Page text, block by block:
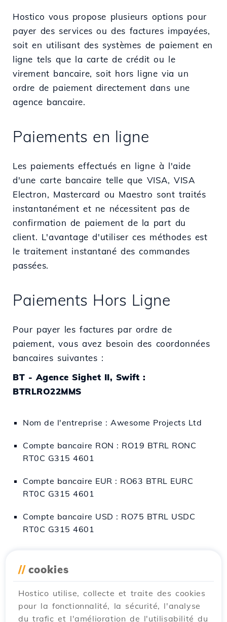
Hostico vous propose plusieurs options pour
payer des services ou des factures impayées,
soit en utilisant des systèmes de paiement en
ligne tels que la carte de crédit ou le
virement bancaire, soit hors ligne via un
ordre de paiement directement dans une
agence bancaire.
Paiements en ligne
Les paiements effectués en ligne à l'aide
d'une carte bancaire telle que VISA, VISA
Electron, Mastercard ou Maestro sont traités
instantanément et ne nécessitent pas de
confirmation de paiement de la part du
client. L'avantage d'utiliser ces méthodes est
le traitement instantané des commandes
passées.
Paiements Hors Ligne
Pour payer les factures par ordre de
paiement, vous avez besoin des coordonnées
bancaires suivantes :
BT - Agence Sighet II, Swift :
BTRLRO22MMS
Nom de l'entreprise : Awesome Projects Ltd
Compte bancaire RON : RO19 BTRL RONC
RT0C G315 4601
Compte bancaire EUR : RO63 BTRL EURC
RT0C G315 4601
Compte bancaire USD : RO75 BTRL USDC
RT0C G315 4601
Pour le traitement rapide des paiements par
virement bancaire direct à une agence, vous
devez confirmer votre paiement en envoyant
une copie du reçu à l'adresse électronique
// cookies
Hostico utilise, collecte et traite des cookies
pour la fonctionnalité, la sécurité, l'analyse
du trafic et l'amélioration de l'utilisabilité du